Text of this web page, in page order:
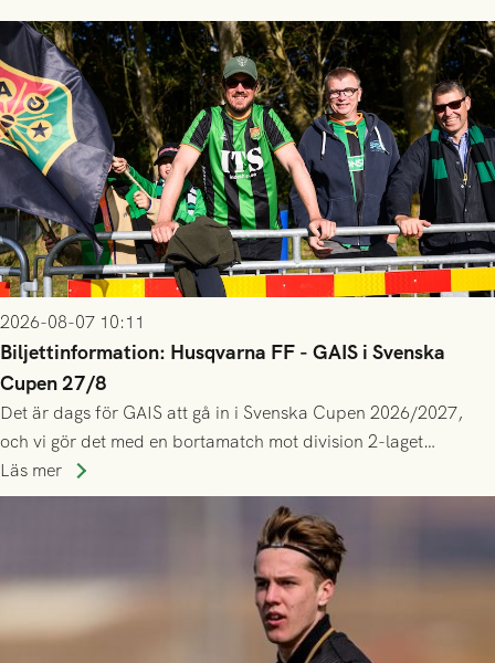
2026-08-07 10:11
Biljettinformation: Husqvarna FF - GAIS i Svenska
Cupen 27/8
Det är dags för GAIS att gå in i Svenska Cupen 2026/2027,
och vi gör det med en bortamatch mot division 2-laget
Husqvarna FF. Häng med och stötta grönsvart på plats!
Läs mer